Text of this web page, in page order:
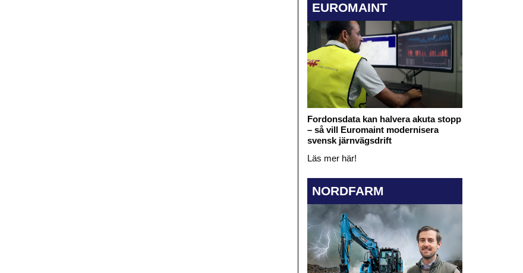
EUROMAINT
Fordonsdata kan halvera akuta stopp
– så vill Euromaint modernisera
svensk järnvägsdrift
Läs mer här!
NORDFARM